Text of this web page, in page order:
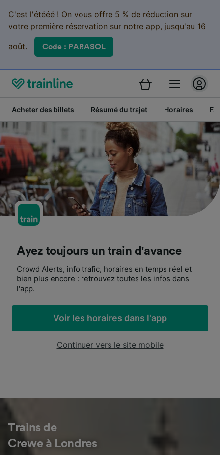
C'est l'étééé ! On vous offre 5 % de réduction sur
votre première réservation sur notre app, jusqu'au 16
août. Code : PARASOL
Acheter des billets Résumé du trajet Horaires
Ayez toujours un train d'avance
Crowd Alerts, info trafic, horaires en temps réel et
bien plus encore : retrouvez toutes les infos dans
l'app.
Voir les horaires dans l'app
Continuer vers le site mobile
Trains de
Crewe à Londres